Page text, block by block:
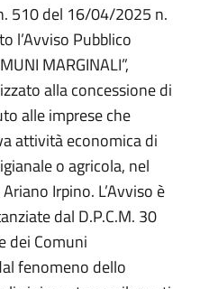
510 del 16/04/2025 n.
l’Avviso Pubblico
MARGINALI”,
alla concessione di
alle imprese che
attività economica di
o agricola, nel
Irpino. L’Avviso è
dal D.P.C.M. 30
dei Comuni
fenomeno dello